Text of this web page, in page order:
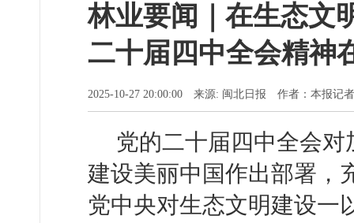
林业要闻｜在生态
二十届四中全会精神
2025-10-27 20:00:00 来源: 闽北日报 作者：本报记
党的二十届四中全会
建设美丽中国作出部署，
党中央对生态文明建设一